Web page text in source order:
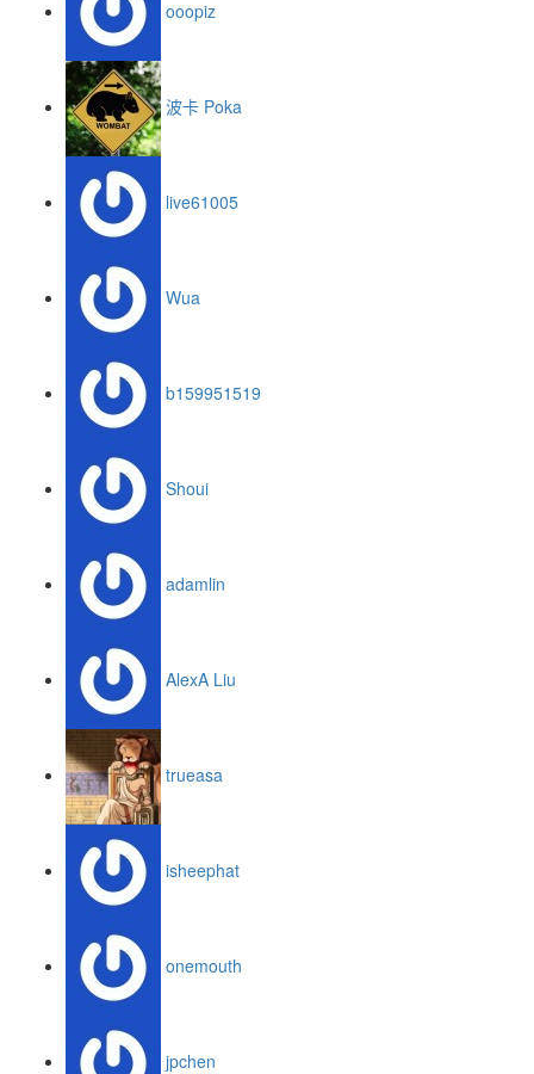
ooopiz
波卡 Poka
live61005
Wua
b159951519
Shoui
adamlin
AlexA Liu
trueasa
isheephat
onemouth
jpchen